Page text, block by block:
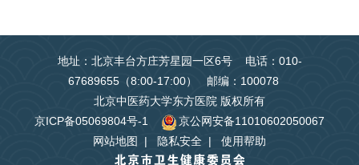
地址：北京丰台方庄芳星园一区6号 电话：010-
67689655（8:00-17:00） 邮编：100078
北京中医药大学东方医院 版权所有
京ICP备05069804号-1
京公网安备11010602050067
网站地图
| 隐私安全 | 使用帮助